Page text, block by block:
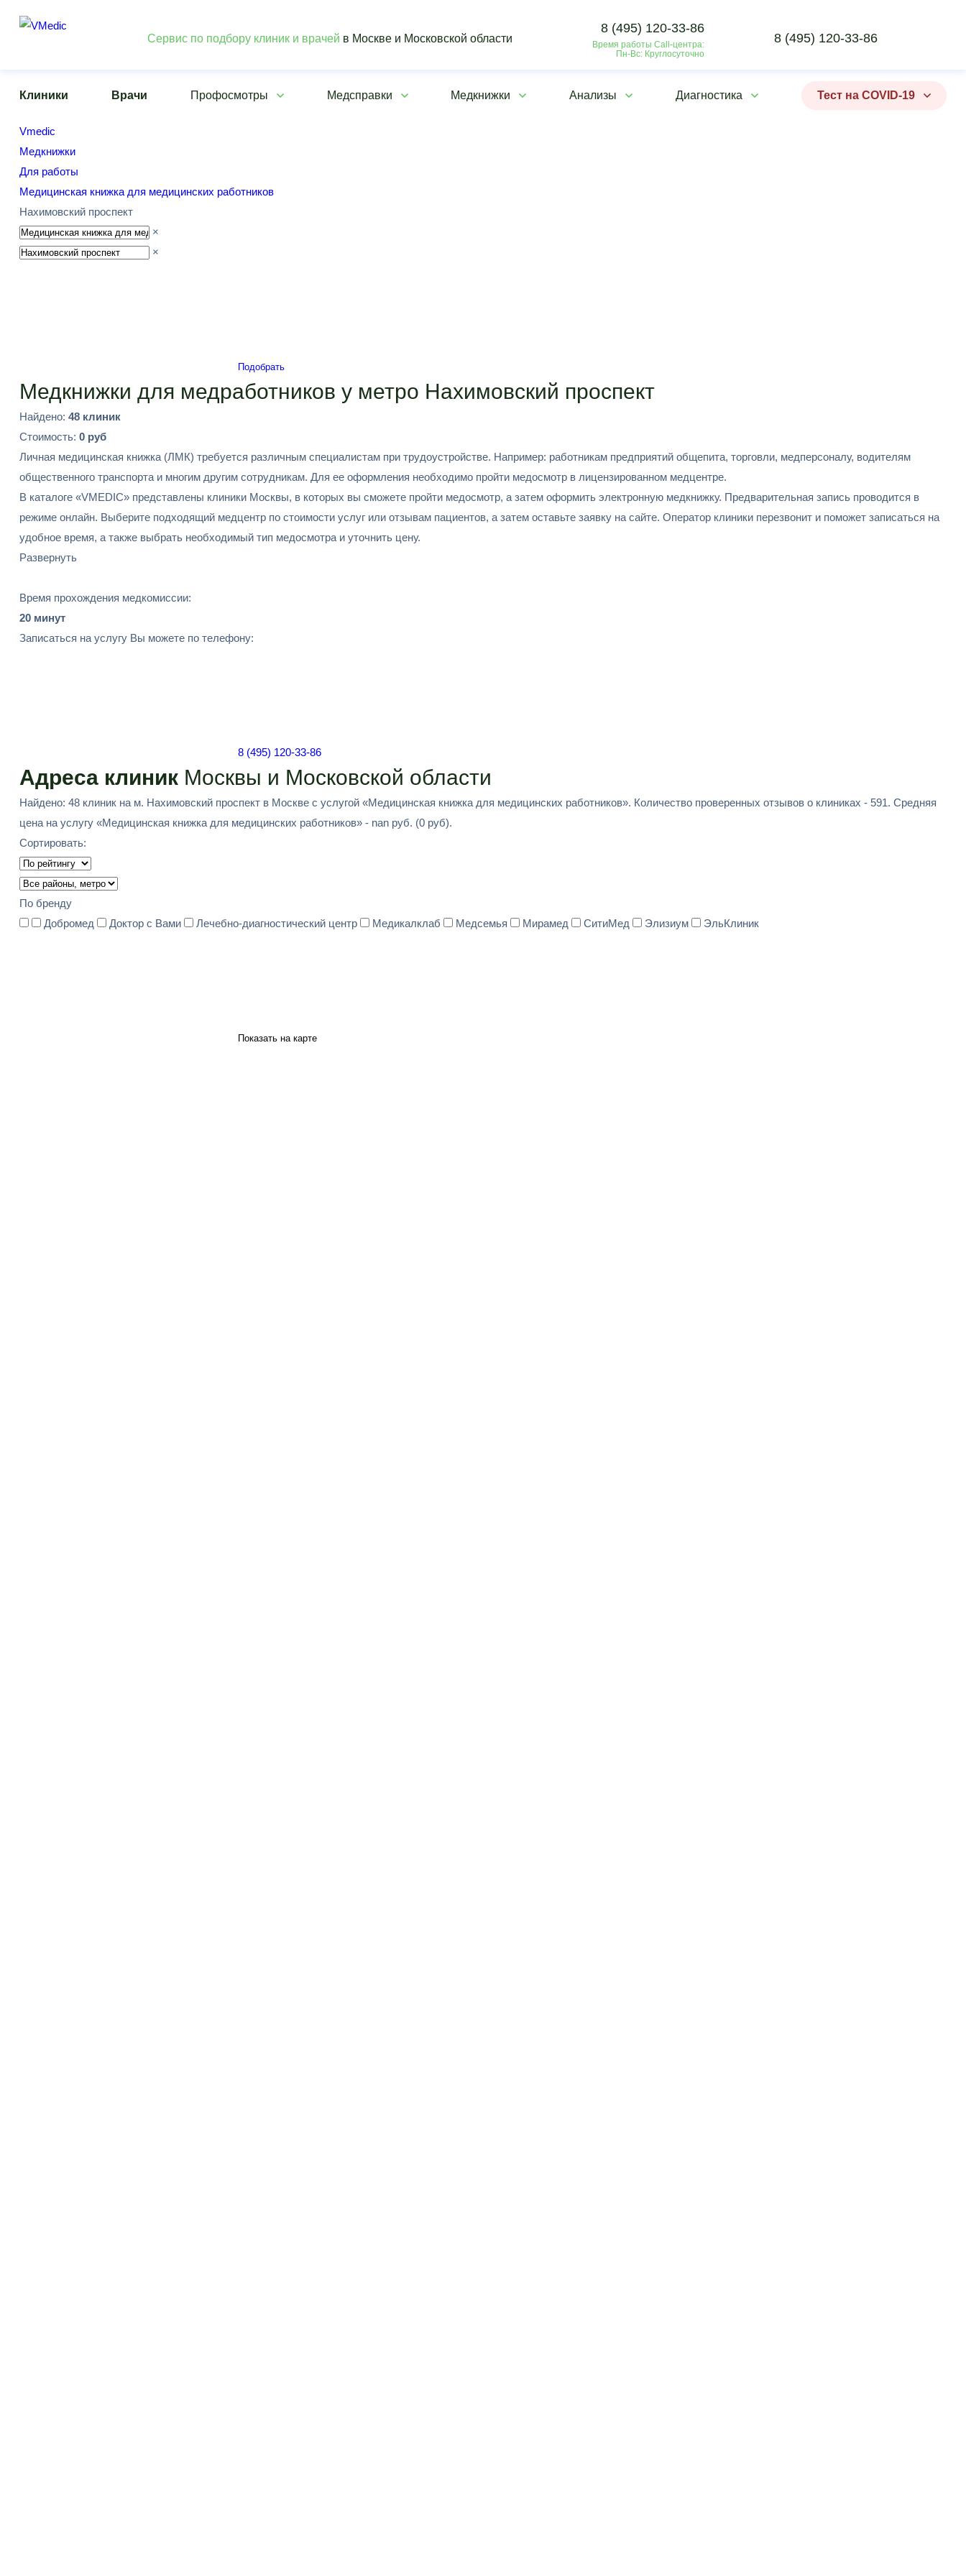
Сервис по подбору клиник и врачей в Москве и Московской области
8 (495) 120-33-86
Время работы Call-центра:
Пн-Вс: Круглосуточно
8 (495) 120-33-86
Клиники Врачи Профосмотры Медсправки Медкнижки Анализы Диагностика Тест на COVID-19
Vmedic
Медкнижки
Для работы
Медицинская книжка для медицинских работников
Нахимовский проспект
×
×
Подобрать
Медкнижки для медработников у метро Нахимовский проспект
Найдено: 48 клиник
Стоимость: 0 руб
Личная медицинская книжка (ЛМК) требуется различным специалистам при трудоустройстве. Например: работникам предприятий общепита, торговли, медперсоналу, водителям
общественного транспорта и многим другим сотрудникам. Для ее оформления необходимо пройти медосмотр в лицензированном медцентре.
В каталоге «VMEDIC» представлены клиники Москвы, в которых вы сможете пройти медосмотр, а затем оформить электронную медкнижку. Предварительная запись проводится в
режиме онлайн. Выберите подходящий медцентр по стоимости услуг или отзывам пациентов, а затем оставьте заявку на сайте. Оператор клиники перезвонит и поможет записаться на
удобное время, а также выбрать необходимый тип медосмотра и уточнить цену.
Развернуть
Время прохождения медкомиссии:
20 минут
Записаться на услугу Вы можете по телефону:
8 (495) 120-33-86
Адреса клиник Москвы и Московской области
Найдено: 48 клиник на м. Нахимовский проспект в Москве с услугой «Медицинская книжка для медицинских работников». Количество проверенных отзывов о клиниках - 591. Средняя
цена на услугу «Медицинская книжка для медицинских работников» - nan руб. (0 руб).
Сортировать:
По бренду
Добромед
Доктор с Вами Лечебно-диагностический центр Медикалклаб Медсемья Мирамед СитиМед Элизиум ЭльКлиник
Показать на карте